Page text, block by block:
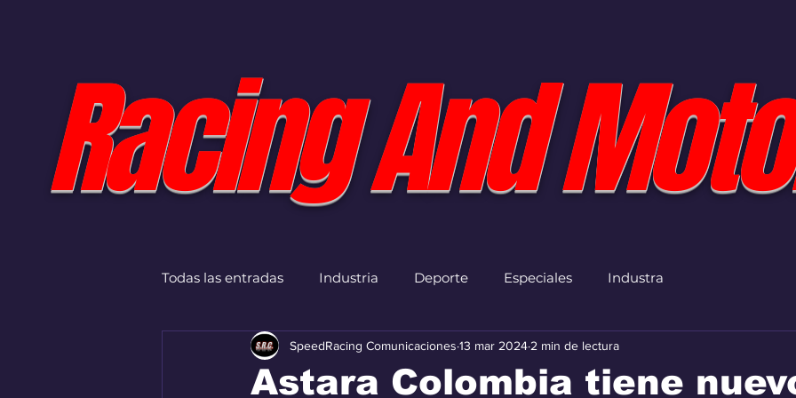
Racing And
Todas las entradas Industria Deporte Especiales Industra
Astara Colombia tiene
SpeedRacing Comunicaciones 13 mar 2024 2 min de lectura